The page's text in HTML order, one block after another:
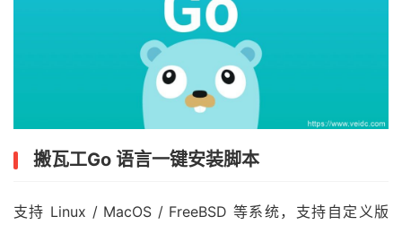
搬瓦工Go 语言一键安装脚本
支持 Linux / MacOS / FreeBSD 等系统，支持自定义版